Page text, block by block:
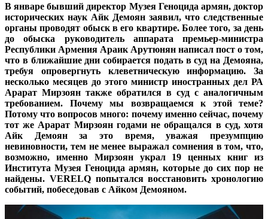
В январе бывший директор Музея Геноцида армян, доктор
исторических наук Айк Демоян заявил, что следственные
органы проводят обыск в его квартире. Более того, за день
до обыска руководитель аппарата премьер-министра
Республики Армения Араик Арутюнян написал пост о том,
что в ближайшие дни собирается подать в суд на Демояна,
требуя опровергнуть клеветническую информацию. За
несколько месяцев до этого министр иностранных дел РА
Арарат Мирзоян также обратился в суд с аналогичным
требованием. Почему мы возвращаемся к этой теме?
Потому что вопросов много: почему именно сейчас, почему
тот же Арарат Мирзоян годами не обращался в суд, хотя
Айк Демоян за это время, уважая презумпцию
невиновности, тем не менее выражал сомнения в том, что,
возможно, именно Мирзоян украл 19 ценных книг из
Института Музея Геноцида армян, которые до сих пор не
найдены. VERELQ попытался восстановить хронологию
событий, побеседовав с Айком Демояном.